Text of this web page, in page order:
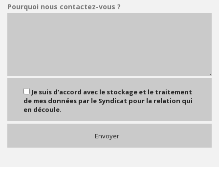
Pourquoi nous contactez-vous ?
Je suis d'accord avec le stockage et le traitement
de mes données par le Syndicat pour la relation qui
en découle.